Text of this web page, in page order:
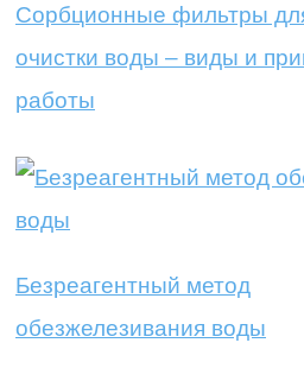
Сорбционные фильтры
очистки воды – виды и
работы
Безреагентный метод
обезжелезивания воды